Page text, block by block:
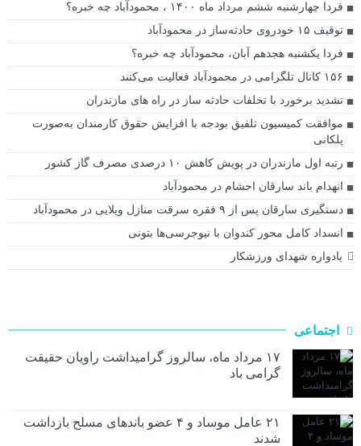
فردا چهارشنبه ششم مرداد ماه ۱۴۰۰ ، محمودآباد چه خبره؟
توقیف ۱۵ خودروی حادثه‌ساز در محمودآباد
فردا یکشنبه هجدهم آبان، محمودآباد چه خبره؟
۱۵۶ کانال تلگرامی در محمودآباد فعالیت می‌کنند
تشدید برخورد با تخلفات حادثه ساز در راه های مازندران
موافقت کمیسیون تلفیق بودجه با افزایش حقوق کارمندان به‌صورت
پلکانی
رتبه اول مازندران در پویش کاهش ۱۰ درصدی مصرف گاز کشور
انهدام باند سارقان احشام در محمودآباد
دستگیری سارقان پس از ۹ فقره سرقت منازل ویلایی در محمودآباد
انسداد کامل محور کندوان با نیوجرسی‌ها بتونی
یادواره شهدای ورزشکار
اجتماعی
۱۷ مرداد ماه، سالروز گرامیداشت راویان حقیقت
گرامی باد
۲۱ عامل موساد و ۴ عضو باند‌های مسلح بازداشت
شدند